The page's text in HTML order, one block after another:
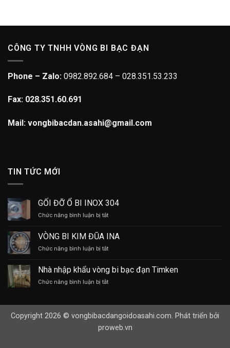
CÔNG TY TNHH VÒNG BI BẠC ĐẠN
Phone – Zalo: 0982.892.684 – 028.351.53.233
Fax: 028.351.60.691
Mail: vongbibacdan.asahi@gmail.com
TIN TỨC MỚI
GỐI ĐỠ Ổ BI INOX 304
Chức năng bình luận bị tắtở
ĐỠ
Ổ
BI
304
VÒNG BI KIM ĐŨA INA
Chức năng bình luận bị tắtở
BI
KIM
ĐŨA
Nhà nhập khẩu vòng bi bạc đạn Timken
Chức năng bình luận bị tắtở
vòng
bi
Copyright 2026 © vongbibacdangoidoasahi.com. Phát triển bởi
proweb.vn